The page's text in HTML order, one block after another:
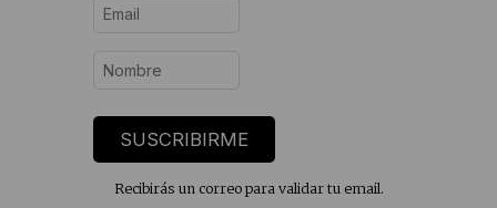
SUSCRIBIRME
Recibirás un correo para validar tu email.